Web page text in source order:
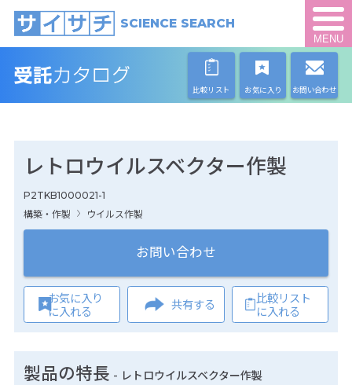
SCIENCE SEARCH
MENU
比較リスト お気に入り お問い合わせ
レトロウイルスベクター作製
P2TKB1000021-1
構築・作製
ウイルス作製
お問い合わせ
お気に入り
に入れる
共有する
比較リスト
に入れる
製品の特長 - レトロウイルスベクター作製